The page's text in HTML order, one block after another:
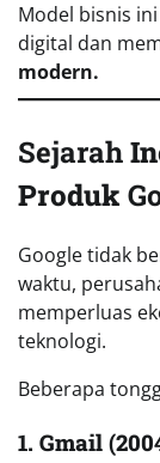
Model bisnis
digital dan
modern.
Sejarah
Produk
Google tidak
waktu,
memperluas
teknologi.
Beberapa
1. Gmail